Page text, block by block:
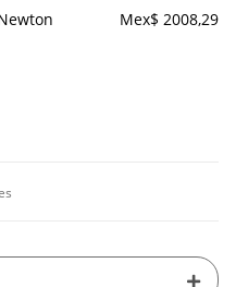
Mex$ 2008,29